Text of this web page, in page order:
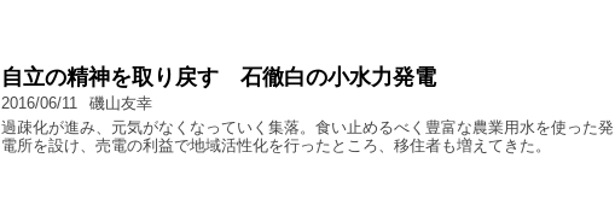
自立の精神を取り戻す 石徹白の小水力発電
2016/06/11
磯山友幸
過疎化が進み、元気がなくなっていく集落。食い止めるべく豊富な農業用水を使った発
電所を設け、売電の利益で地域活性化を行ったところ、移住者も増えてきた。